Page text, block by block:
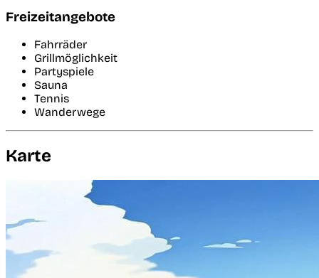
Freizeitangebote
Fahrräder
Grillmöglichkeit
Partyspiele
Sauna
Tennis
Wanderwege
Karte